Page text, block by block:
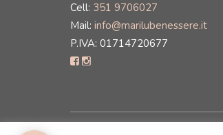
Cell: 351 9706027
Mail: info@marilubenessere.it
P.IVA: 01714720677